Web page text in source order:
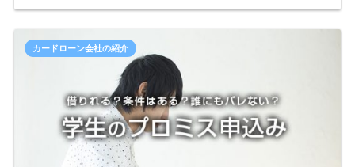
カードローン会社の紹介